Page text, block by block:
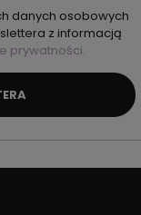
danych osobowych
z informacją
prywatności.